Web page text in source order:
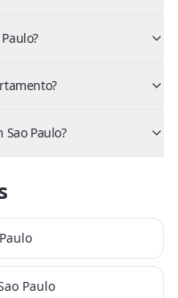
Paulo?
Paulo